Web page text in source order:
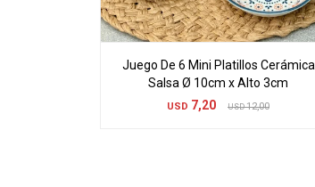
Juego De 6 Mini Platillos Cerámica
Salsa Ø 10cm x Alto 3cm
USD 7,20 USD 12,00